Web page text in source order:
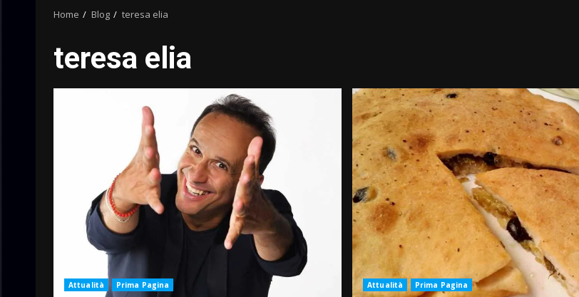
Home Blog teresa elia
teresa elia
Attualità Prima Pagina Attualità Prima Pagina